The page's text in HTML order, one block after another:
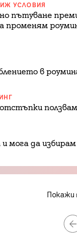
УСЛОВИЯ
пътуване
променям
в
мога да
Покажи